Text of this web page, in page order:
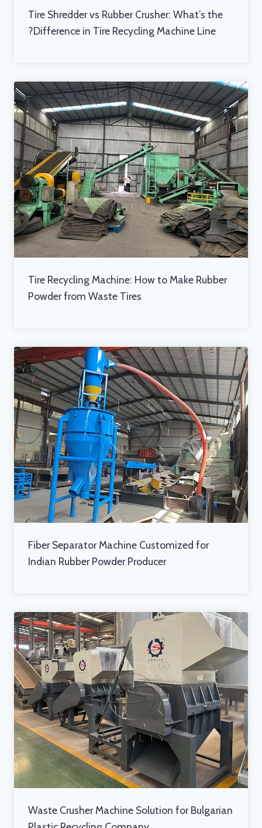
Tire Shredder vs Rubber Crusher: What’s the
Difference in Tire Recycling Machine Line?
Tire Recycling Machine: How to Make Rubber
Powder from Waste Tires
Fiber Separator Machine Customized for
Indian Rubber Powder Producer
Waste Crusher Machine Solution for Bulgarian